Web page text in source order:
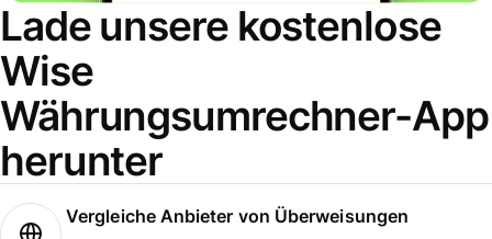
Lade unsere kostenlose
Wise
Währungsumrechner-App
herunter
Vergleiche Anbieter von Überweisungen